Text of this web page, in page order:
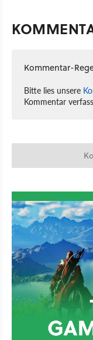
Kommentar-
Bitte lies unsere
Kommentar